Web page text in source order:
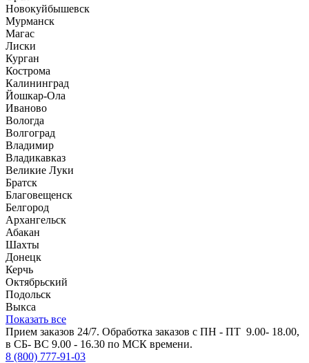
Новокуйбышевск
Мурманск
Магас
Лиски
Курган
Кострома
Калининград
Йошкар-Ола
Иваново
Вологда
Волгоград
Владимир
Владикавказ
Великие Луки
Братск
Благовещенск
Белгород
Архангельск
Абакан
Шахты
Донецк
Керчь
Октябрьский
Подольск
Выкса
Показать все
Прием заказов 24/7. Обработка заказов с ПН - ПТ 9.00- 18.00,
в СБ- ВС 9.00 - 16.30 по МСК времени.
8 (800) 777-91-03